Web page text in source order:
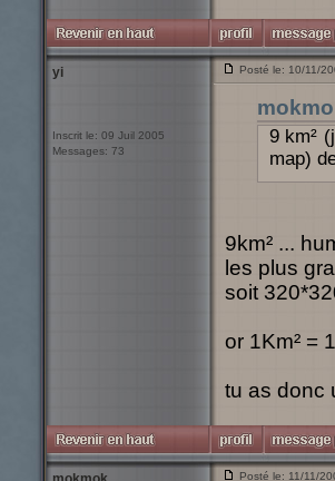
yi
Inscrit le: 09 Juil 2005
Messages: 73
Posté le: 10/11/
9 km²
map)
9km² ...
les plus
soit
or 1Km² =
tu as donc
Posté le: 11/11/